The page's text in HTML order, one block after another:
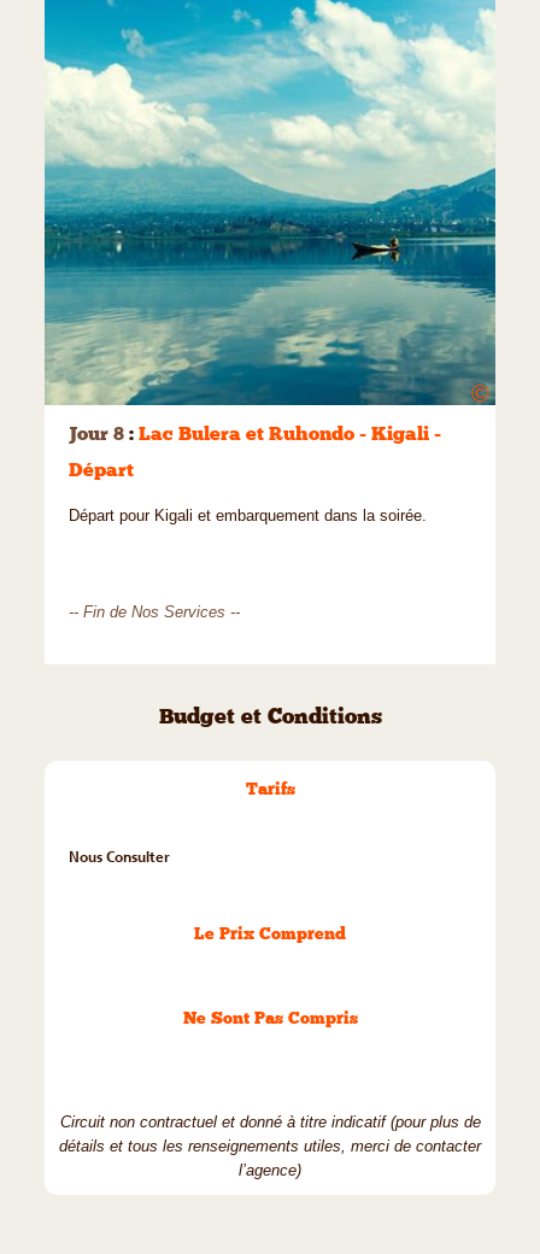
©
Jour 8 : Lac Bulera et Ruhondo - Kigali -
Départ
Départ pour Kigali et embarquement dans la soirée.
-- Fin de Nos Services --
Budget et Conditions
Tarifs
Nous Consulter
Le Prix Comprend
Ne Sont Pas Compris
Circuit non contractuel et donné à titre indicatif (pour plus de
détails et tous les renseignements utiles, merci de contacter
l’agence)